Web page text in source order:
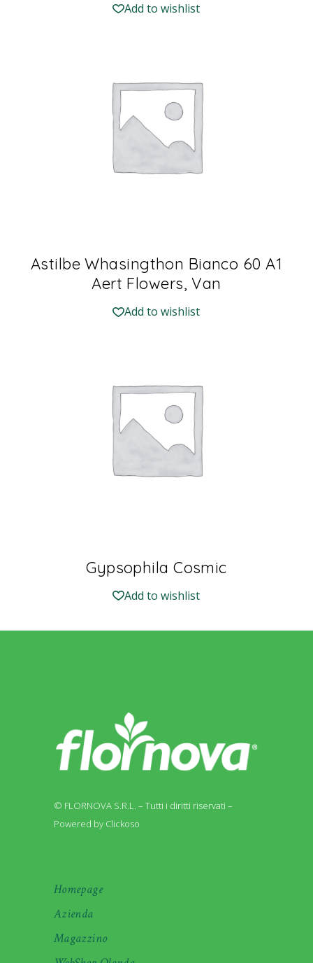
Add to wishlist
Astilbe Whasingthon Bianco 60 A1
Aert Flowers, Van
Add to wishlist
Gypsophila Cosmic
Add to wishlist
© FLORNOVA S.R.L. – Tutti i diritti riservati –
Powered by Clickoso
Homepage
Azienda
Magazzino